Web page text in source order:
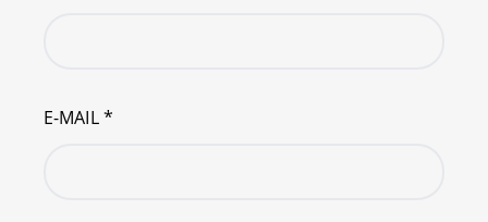
E-MAIL*